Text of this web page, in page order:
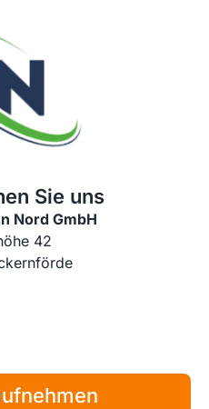
Sie uns
Nord GmbH
42